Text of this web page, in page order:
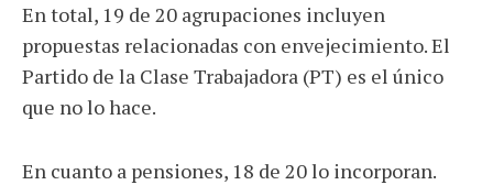
En total, 19 de 20 agrupaciones incluyen
propuestas relacionadas con envejecimiento. El
Partido de la Clase Trabajadora (PT) es el único
que no lo hace.
En cuanto a pensiones, 18 de 20 lo incorporan.